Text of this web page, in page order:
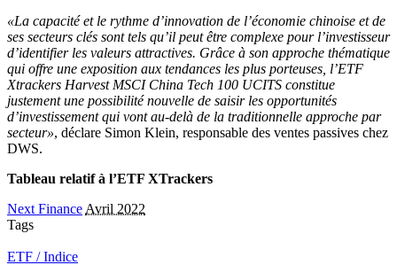
«La capacité et le rythme d’innovation de l’économie chinoise et de
ses secteurs clés sont tels qu’il peut être complexe pour l’investisseur
d’identifier les valeurs attractives. Grâce à son approche thématique
qui offre une exposition aux tendances les plus porteuses, l’ETF
Xtrackers Harvest MSCI China Tech 100 UCITS constitue
justement une possibilité nouvelle de saisir les opportunités
d’investissement qui vont au-delà de la traditionnelle approche par
secteur», déclare Simon Klein, responsable des ventes passives chez
DWS.
Tableau relatif à l’ETF XTrackers
Next Finance Avril 2022
Tags
ETF / Indice